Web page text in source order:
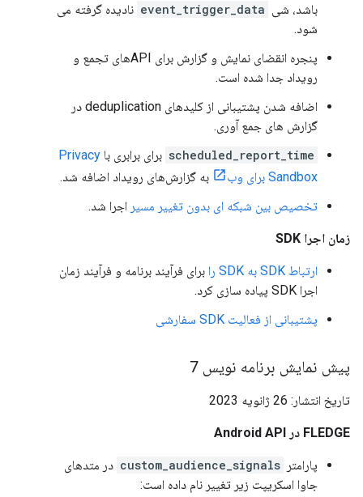
باشد، شی
event_trigger_data نادیده گرفته می
شود.
پنجره انقضای نمایش و گزارش برای APIهای تجمع و
رویداد جدا شده است.
اضافه شدن پشتیبانی از کلیدهای deduplication در
گزارش های جمع آوری.
scheduled_report_time برای برابری با Privacy
Sandbox برای وب
به گزارش‌های رویداد اضافه شد.
تخصیص بین شبکه ای بدون تغییر مسیر اجرا شد.
زمان اجرا SDK
ارتباط SDK به SDK را
برای فرآیند برنامه و فرآیند زمان
اجرا SDK پیاده سازی کرد.
پشتیبانی از فعالیت SDK سفارشی
پیش نمایش برنامه نویس 7
تاریخ انتشار: 26 ژانویه 2023
FLEDGE در Android API
پارامتر custom_audience_signals در متدهای
جاوا اسکریپت زیر تغییر نام داده است: